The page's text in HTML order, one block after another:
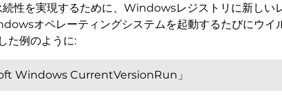
性を実現するために、Windowsレジストリに新しい
オペレーティングシステムを起動するたびにウイ
た例のように:
Windows CurrentVersionRun」